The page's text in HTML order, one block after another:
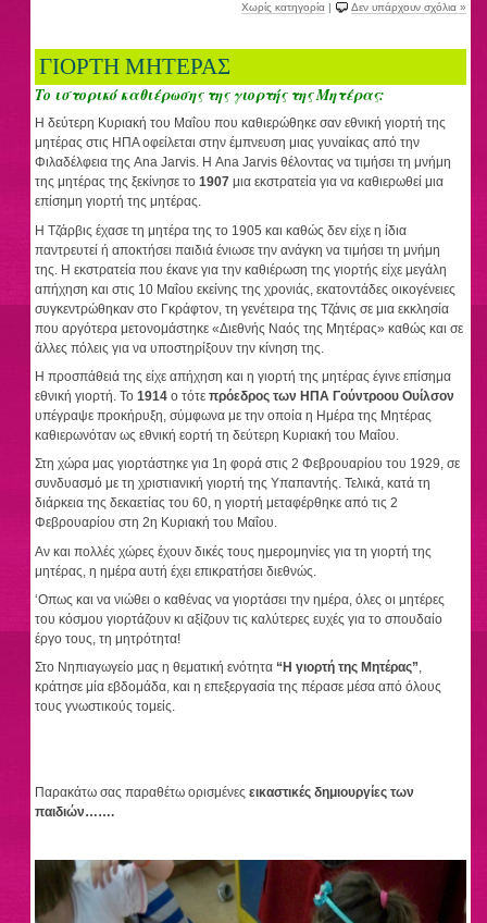
Χωρίς κατηγορία | Δεν υπάρχουν σχόλια »
ΓΙΟΡΤΗ ΜΗΤΕΡΑΣ
Το ιστορικό καθιέρωσης της γιορτής της Μητέρας:
Η δεύτερη Κυριακή του Μαΐου που καθιερώθηκε σαν εθνική γιορτή της
μητέρας στις ΗΠΑ οφείλεται στην έμπνευση μιας γυναίκας από την
Φιλαδέλφεια της Ana Jarvis. Η Ana Jarvis θέλοντας να τιμήσει τη μνήμη
της μητέρας της ξεκίνησε το1907μια εκστρατεία για να καθιερωθεί μια
επίσημη γιορτή της μητέρας.
Η Τζάρβις έχασε τη μητέρα της το 1905 και καθώς δεν είχε η ίδια
παντρευτεί ή αποκτήσει παιδιά ένιωσε την ανάγκη να τιμήσει τη μνήμη
της. Η εκστρατεία που έκανε για την καθιέρωση της γιορτής είχε μεγάλη
απήχηση και στις 10 Μαΐου εκείνης της χρονιάς, εκατοντάδες οικογένειες
συγκεντρώθηκαν στο Γκράφτον, τη γενέτειρα της Τζάνις σε μια εκκλησία
που αργότερα μετονομάστηκε «Διεθνής Ναός της Μητέρας» καθώς και σε
άλλες πόλεις για να υποστηρίξουν την κίνηση της.
Η προσπάθειά της είχε απήχηση και η γιορτή της μητέρας έγινε επίσημα
εθνική γιορτή. Το1914ο τότεπρόεδρος των ΗΠΑ Γούντροου Ουίλσον
υπέγραψε προκήρυξη, σύμφωνα με την οποία η Ημέρα της Μητέρας
καθιερωνόταν ως εθνική εορτή τη δεύτερη Κυριακή του Μαΐου.
Στη χώρα μας γιορτάστηκε για 1η φορά στις 2 Φεβρουαρίου του 1929, σε
συνδυασμό με τη χριστιανική γιορτή της Υπαπαντής. Τελικά, κατά τη
διάρκεια της δεκαετίας του 60, η γιορτή μεταφέρθηκε από τις 2
Φεβρουαρίου στη 2η Κυριακή του Μαΐου.
Αν και πολλές χώρες έχουν δικές τους ημερομηνίες για τη γιορτή της
μητέρας, η ημέρα αυτή έχει επικρατήσει διεθνώς.
‘Οπως και να νιώθει ο καθένας να γιορτάσει την ημέρα, όλες οι μητέρες
του κόσμου γιορτάζουν κι αξίζουν τις καλύτερες ευχές για το σπουδαίο
έργο τους, τη μητρότητα!
Στο Νηπιαγωγείο μας η θεματική ενότητα “Η γιορτή της Μητέρας”,
κράτησε μία εβδομάδα, και η επεξεργασία της πέρασε μέσα από όλους
τους γνωστικούς τομείς.
Παρακάτω σας παραθέτω ορισμένες εικαστικές δημιουργίες των
παιδιών…….